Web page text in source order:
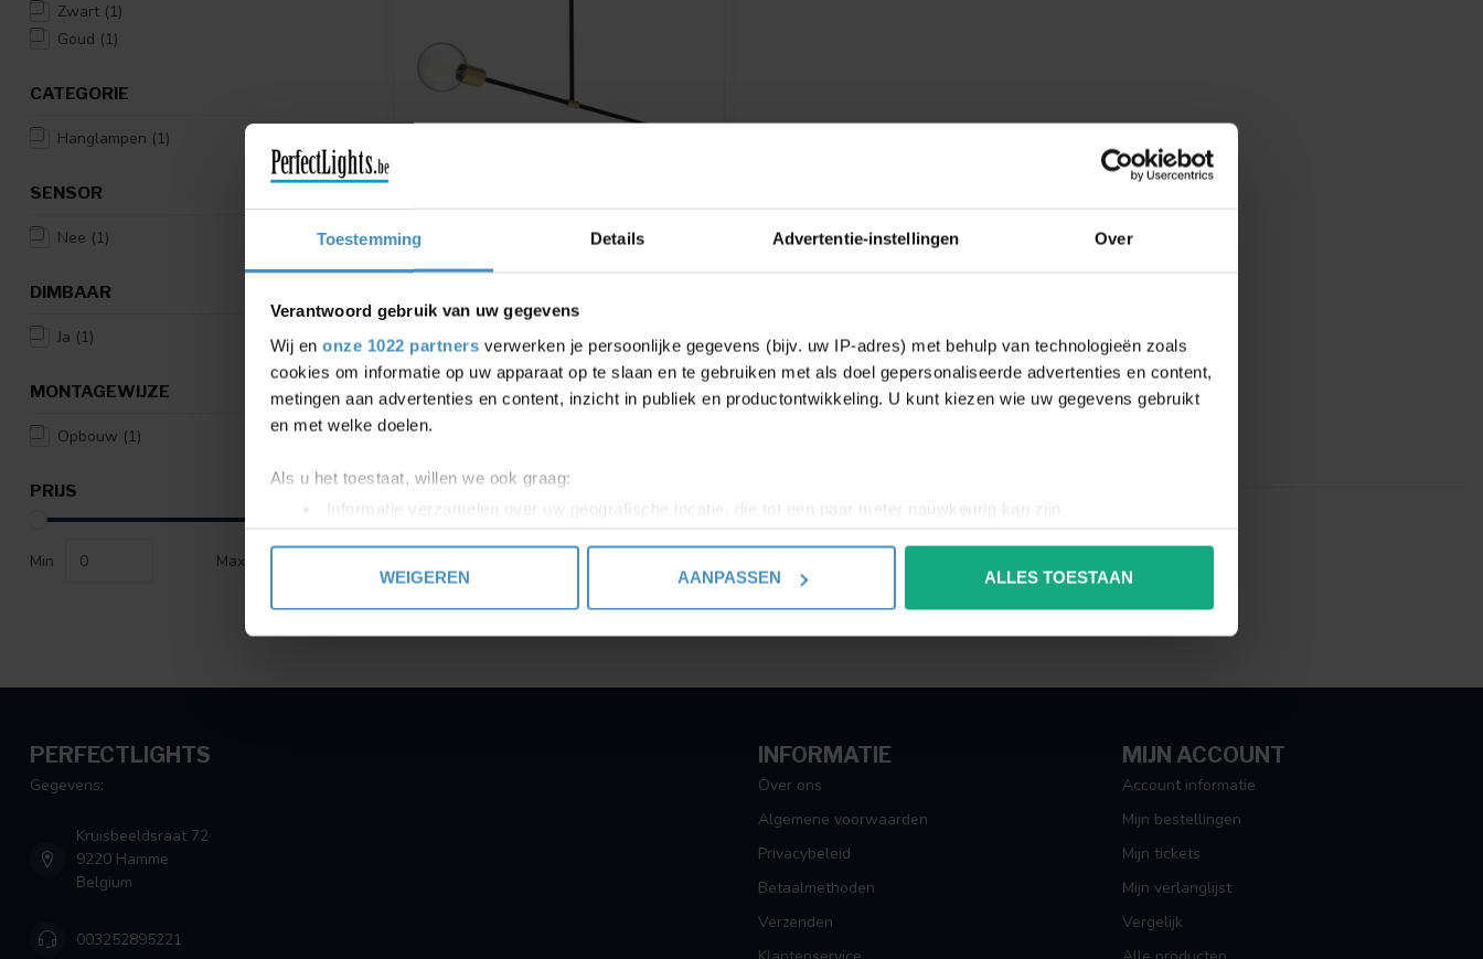
Toestemming Details Advertentie-instellingen Over
Verantwoord gebruik van uw gegevens
Wij en onze 1022 partners verwerken je persoonlijke gegevens (bijv. uw IP-adres) met behulp van technologieën zoals
cookies om informatie op uw apparaat op te slaan en te gebruiken met als doel gepersonaliseerde advertenties en content,
metingen aan advertenties en content, inzicht in publiek en productontwikkeling. U kunt kiezen wie uw gegevens gebruikt
en met welke doelen.
Als u het toestaat, willen we ook graag:
Informatie verzamelen over uw geografische locatie, die tot een paar meter nauwkeurig kan zijn
Uw apparaat identificeren door het actief te scannen op specifieke eigenschappen (fingerprinting)
toestemming op elk moment wijzigen of intrekken in de Cookieverklaring.
WEIGEREN AANPASSEN ALLES TOESTAAN
Zwart (1)
Goud (1)
CATEGORIE
Hanglampen (1)
SENSOR
Nee (1)
DIMBAAR
Ja (1)
MONTAGEWIJZE
Opbouw (1)
PRIJS
Min Max
CLEO HANGLAMP ZWART/GOUD
1508
Gratis
€440,00
Vergelijk
PERFECTLIGHTS
Gegevens:
Kruisbeeldsraat 72
9220 Hamme
Belgium
003252895221
INFORMATIE
Over ons
Algemene voorwaarden
Privacybeleid
Betaalmethoden
Verzenden
MIJN ACCOUNT
Account informatie
Mijn bestellingen
Mijn tickets
Mijn verlanglijst
Vergelijk